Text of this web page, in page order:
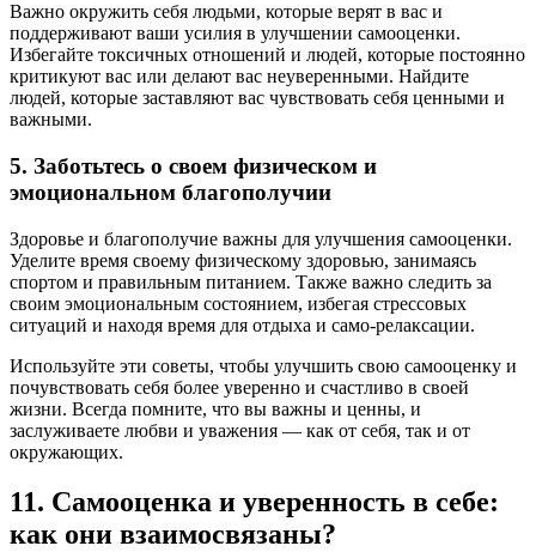
Важно окружить себя людьми, которые верят в вас и
поддерживают ваши усилия в улучшении самооценки.
Избегайте токсичных отношений и людей, которые постоянно
критикуют вас или делают вас неуверенными. Найдите
людей, которые заставляют вас чувствовать себя ценными и
важными.
5. Заботьтесь о своем физическом и
эмоциональном благополучии
Здоровье и благополучие важны для улучшения самооценки.
Уделите время своему физическому здоровью, занимаясь
спортом и правильным питанием. Также важно следить за
своим эмоциональным состоянием, избегая стрессовых
ситуаций и находя время для отдыха и само-релаксации.
Используйте эти советы, чтобы улучшить свою самооценку и
почувствовать себя более уверенно и счастливо в своей
жизни. Всегда помните, что вы важны и ценны, и
заслуживаете любви и уважения — как от себя, так и от
окружающих.
11. Самооценка и уверенность в себе:
как они взаимосвязаны?